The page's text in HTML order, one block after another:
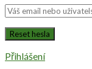
Přihlášení